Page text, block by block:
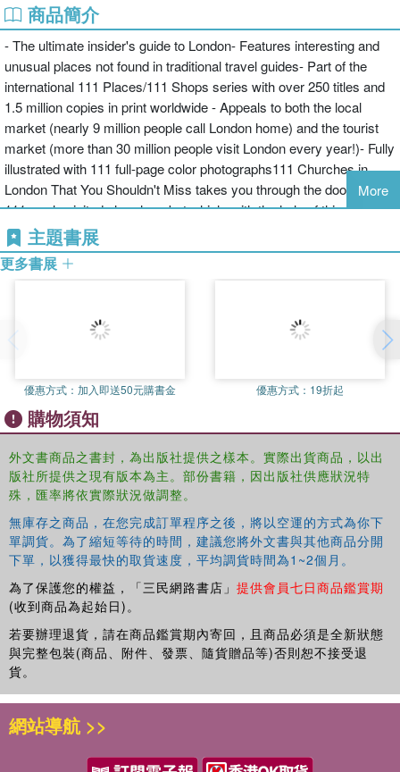
商品簡介
- The ultimate insider's guide to London- Features interesting and
unusual places not found in traditional travel guides- Part of the
international 111 Places/111 Shops series with over 250 titles and
1.5 million copies in print worldwide - Appeals to both the local
market (nearly 9 million people call London home) and the tourist
market (more than 30 million people visit London every year!)- Fully
illustrated with 111 full-page color photographs111 Churches in
London That You Shouldn't Miss takes you through the doors of
111 rarely visited churches, but which, with the help of this
informative guide are now on the map! With their spires, towers,
columns and capitals, vaults and arches, carvings and paintings,
London churches tell us a lot about its architecture and its history.
that went into making these buildings for which the main objective
you to a ultra-modern church made in the Brutalist style, to a
church once so dark, and now so light, a bombed church, now
hollowed out, containing the most romantic garden in London, to
churches where you can sip coffee in the aisles and nave...
More
主題書展
更多書展
優惠方式： 加入即送50元購書金 優惠方式： 19折起
購物須知
外文書商品之書封，為出版社提供之樣本。實際出貨商品，以出
版社所提供之現有版本為主。部份書籍，因出版社供應狀況特
殊，匯率將依實際狀況做調整。
無庫存之商品，在您完成訂單程序之後，將以空運的方式為你下
單調貨。為了縮短等待的時間，建議您將外文書與其他商品分開
下單，以獲得最快的取貨速度，平均調貨時間為1~2個月。
為了保護您的權益，「三民網路書店」 提供會員七日商品鑑賞期
(收到商品為起始日)。
若要辦理退貨，請在商品鑑賞期內寄回，且商品必須是全新狀態
與完整包裝(商品、附件、發票、隨貨贈品等)否則恕不接受退
貨。
網站導航 >>